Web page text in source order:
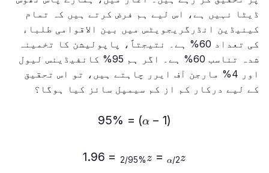
ڈیٹا نہیں ہے، اس لیے ہم فرض کرتے ہیں کہ تمام
کینیڈین انڈرگریجویٹس میں بین الاقوامی طلباء
کی تعداد 60% ہے۔ نتیجتاً، پاپولیشن کا تخمینہ
شدہ تناسب 60% ہے۔ اگر ہم 95% کانفیڈینس لیول
اور 4% مارجن آف ایرر چاہتے ہیں، تو اس تحقیق
کے لیے درکار کم از کم سیمپل سائز کیا ہوگا؟
(1-\alpha)=95\% (
1
−
α
)
=
95%
2}=z_{{95\%}/2}=1.96 z
α/2
=
z
95%
/2
=
1.96